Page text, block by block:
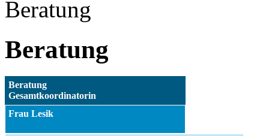
Beratung
Beratung
Beratung
Gesamtkoordinatorin
Frau Lesik